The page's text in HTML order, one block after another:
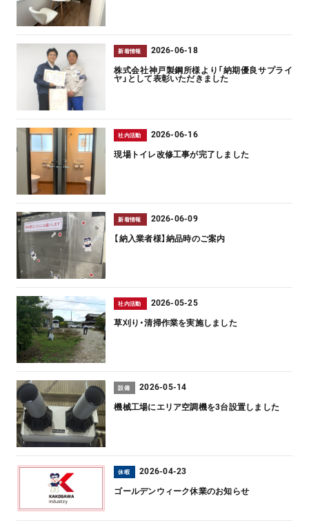
新着情報 2026-06-18
株式会社神戸製鋼所様より「納期優良サプライ
ヤ」として表彰いただきました
社内活動 2026-06-16
現場トイレ改修工事が完了しました
新着情報 2026-06-09
【納入業者様】納品時のご案内
社内活動 2026-05-25
草刈り・清掃作業を実施しました
設備 2026-05-14
機械工場にエリア空調機を3台設置しました
休暇 2026-04-23
ゴールデンウィーク休業のお知らせ